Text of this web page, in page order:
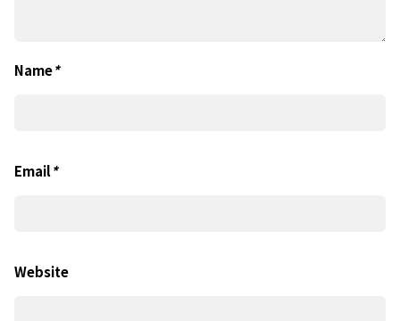
Name*
Email*
Website